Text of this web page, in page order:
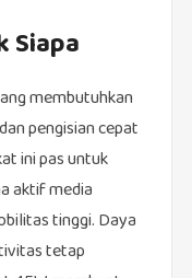
Siapa
membutuhkan
pengisian cepat
ini pas untuk
aktif media
tinggi. Daya
tetap